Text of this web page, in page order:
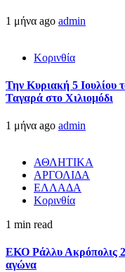
1 μήνα ago admin
Κορινθία
Την Κυριακή 5 Ιουλίου
Ταγαρά στο Χιλιομόδι
1 μήνα ago admin
ΑΘΛΗΤΙΚΑ
ΑΡΓΟΛΙΔΑ
ΕΛΛΑΔΑ
Κορινθία
1 min read
ΕΚΟ Ράλλυ Ακρόπολις
αγώνα